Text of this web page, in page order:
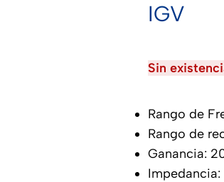
IGV
Sin
Rango de
Rango de
Ganancia: